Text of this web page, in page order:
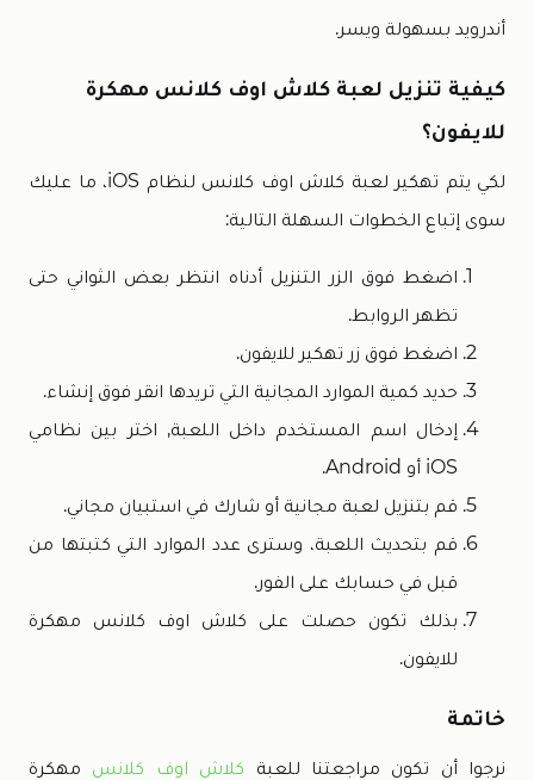
أندرويد بسهولة ويسر.
كيفية تنزيل لعبة كلاش اوف كلانس مهكرة
للايفون؟
لكي يتم تهكير لعبة كلاش اوف كلانس لنظام iOS، ما عليك
سوى إتباع الخطوات السهلة التالية:
اضغط فوق الزر التنزيل أدناه انتظر بعض الثواني حتى
تظهر الروابط.
اضغط فوق زر تهكير للايفون.
حديد كمية الموارد المجانية التي تريدها انقر فوق إنشاء.
إدخال اسم المستخدم داخل اللعبة, اختر بين نظامي
iOS أو Android.
قم بتنزيل لعبة مجانية أو شارك في استبيان مجاني.
قم بتحديث اللعبة، وسترى عدد الموارد التي كتبتها من
قبل في حسابك على الفور.
بذلك تكون حصلت على كلاش اوف كلانس مهكرة
للايفون.
خاتمة
نرجوا أن تكون مراجعتنا للعبة كلاش اوف كلانس مهكرة